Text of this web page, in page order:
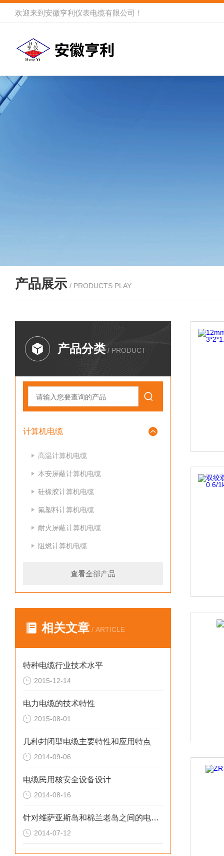
欢迎来到 安徽亨利仪表电缆有限公司 ！
产品展示 / PRODUCTS PLAY
产品分类 / PRODUCT
计算机电缆
高温计算机电缆
本安屏蔽计算机电缆
硅橡胶计算机电缆
氟塑料计算机电缆
耐火屏蔽计算机电缆
阻燃计算机电缆
查看全部产品
相关文章 / ARTICLE
特种电缆行业技术水平
2015-12-14
电力电缆的技术特性
2015-08-01
几种封闭型电缆主要特性和应用特点
2014-09-06
电缆民用核安全设备设计
2014-08-16
针对维萨亚斯岛和棉兰老岛之间的电力互连线路
2014-07-12